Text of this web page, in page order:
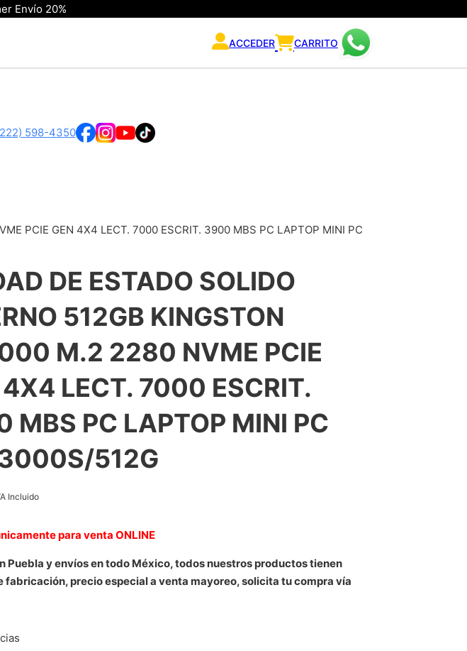
Envío 20%
ACCEDER CARRITO
598-4350
PCIE GEN 4X4 LECT. 7000 ESCRIT. 3900 MBS PC LAPTOP MINI PC
DE ESTADO SOLIDO
512GB KINGSTON
M.2 2280 NVME PCIE
4X4 LECT. 7000 ESCRIT.
MBS PC LAPTOP MINI PC
512G
Incluido
para venta ONLINE
Puebla y envíos en todo México, todos nuestros productos tienen
fabricación, precio especial a venta mayoreo, solicita tu compra vía